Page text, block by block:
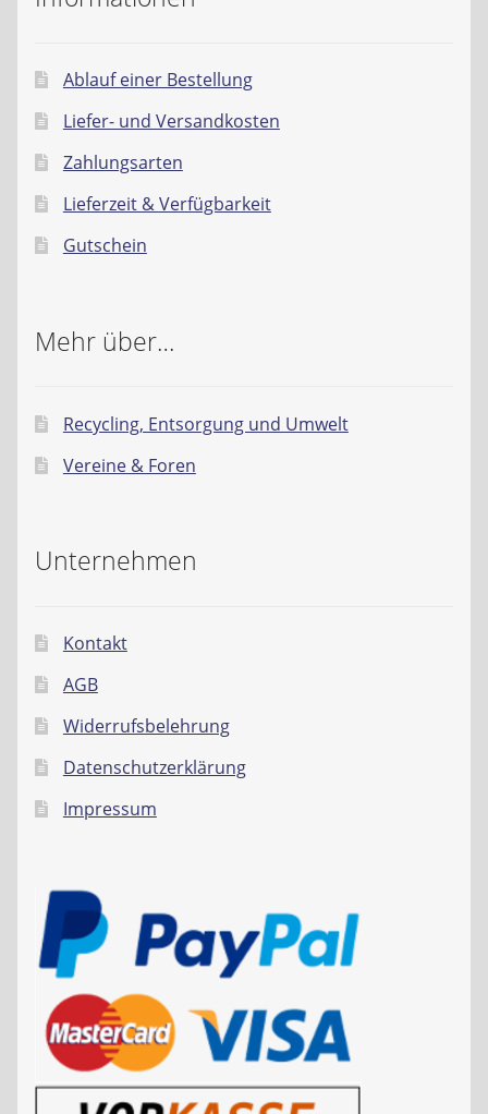
Ablauf einer Bestellung
Liefer- und Versandkosten
Zahlungsarten
Lieferzeit & Verfügbarkeit
Gutschein
Mehr über…
Recycling, Entsorgung und Umwelt
Vereine & Foren
Unternehmen
Kontakt
AGB
Widerrufsbelehrung
Datenschutzerklärung
Impressum